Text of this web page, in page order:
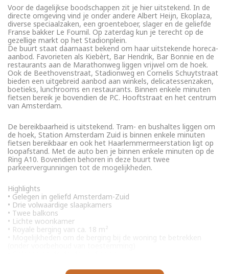
Voor de dagelijkse boodschappen zit je hier uitstekend. In de
directe omgeving vind je onder andere Albert Heijn, Ekoplaza,
diverse speciaalzaken, een groenteboer, slager en de geliefde
Franse bakker Le Fournil. Op zaterdag kun je terecht op de
gezellige markt op het Stadionplein.
De buurt staat daarnaast bekend om haar uitstekende horeca-
aanbod. Favorieten als Kiebèrt, Bar Hendrik, Bar Bonnie en de
restaurants aan de Marathonweg liggen vrijwel om de hoek.
Ook de Beethovenstraat, Stadionweg en Cornelis Schuytstraat
bieden een uitgebreid aanbod aan winkels, delicatessenzaken,
boetieks, lunchrooms en restaurants. Binnen enkele minuten
fietsen bereik je bovendien de P.C. Hooftstraat en het centrum
van Amsterdam.
De bereikbaarheid is uitstekend. Tram- en bushaltes liggen om
de hoek, Station Amsterdam Zuid is binnen enkele minuten
fietsen bereikbaar en ook het Haarlemmermeerstation ligt op
loopafstand. Met de auto ben je binnen enkele minuten op de
Ring A10. Bovendien behoren in deze buurt twee
parkeervergunningen tot de mogelijkheden.
Highlights
• Gelegen in geliefd Amsterdam-Zuid
• Drie volwaardige slaapkamers
• Twee balkons
• Lichte woonkamer
• Royale berging van ca. 18 m²
• Mogelijkheden om de berging bij de woning te betrekken
• Gezonde en actieve VvE, een meerjarenonderhoudsplan is